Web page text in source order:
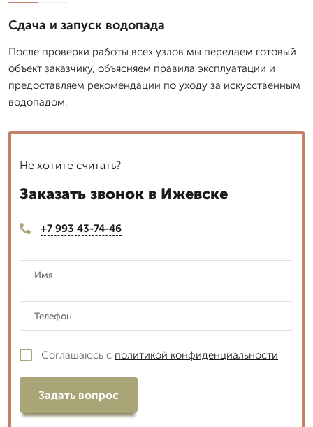
Сдача и запуск водопада
После проверки работы всех узлов мы передаем готовый
объект заказчику, объясняем правила эксплуатации и
предоставляем рекомендации по уходу за искусственным
водопадом.
Не хотите считать?
Заказать звонок в Ижевске
+7 993 43-74-46
Соглашаюсь с политикой конфиденциальности
Задать вопрос